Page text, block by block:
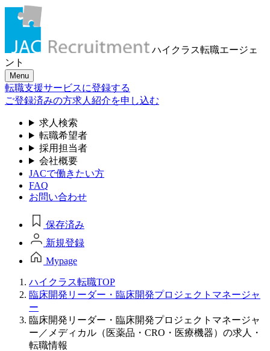
ハイクラス転職エージェ
ント
Menu
転職支援サービスに登録する
ご登録済みの方求人紹介を申し込む
求人検索
転職希望者
採用担当者
会社概要
JACで働きたい方
FAQ
お問い合わせ
保存済み
新規登録
Mypage
ハイクラス転職TOP
臨床開発リーダー・臨床開発プロジェクトマネージャ
ー
臨床開発リーダー・臨床開発プロジェクトマネージャ
ー／メディカル（医薬品・CRO・医療機器）の求人・
転職情報